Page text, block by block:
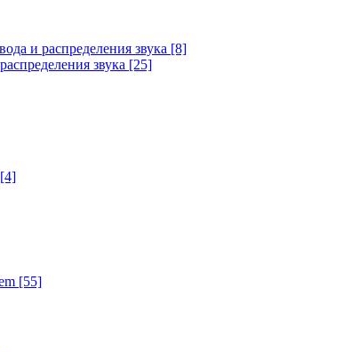
и распределения звука [8]
звука [25]
[4]
[55]